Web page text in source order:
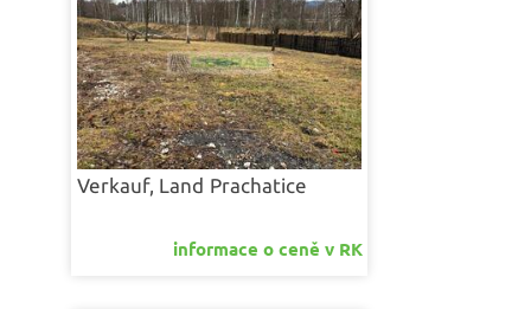
Verkauf, Land Prachatice
informace o ceně v RK